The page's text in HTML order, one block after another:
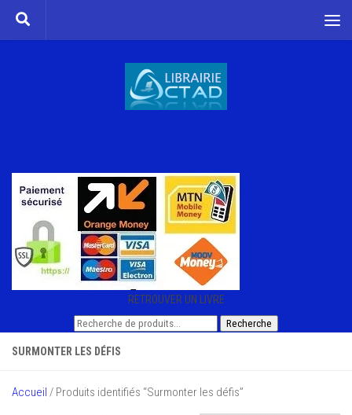
Skip to content
RETROUVER UN LIVRE
Recherche
Recherche
SURMONTER LES DÉFIS
Accueil / Produits identifiés “Surmonter les défis”